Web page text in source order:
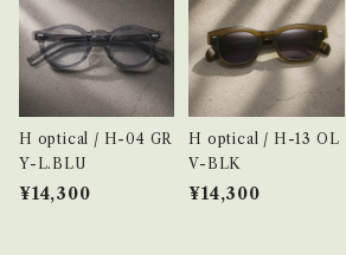
ので、取扱いには十分に
に気分や使うシーンによ
のも良し、シンプルなデ
すめです。 また、
rやHome Mist各種と香
も可能です。
H optical / H-04 GR
Y-L.BLU
¥14,300
H optical / H-13 OL
V-BLK
¥14,300